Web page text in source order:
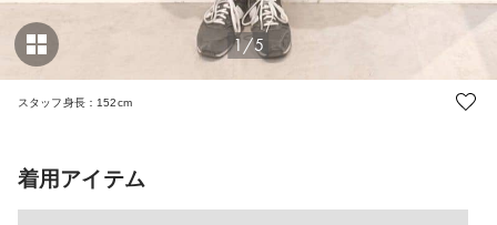
1/5
スタッフ身長：152cm
着用アイテム